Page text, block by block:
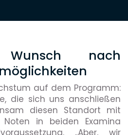
Wunsch nach
auf dem Programm:
die sich uns anschließen
diesen Standort mit
Noten in beiden Examina
„Aber, wir